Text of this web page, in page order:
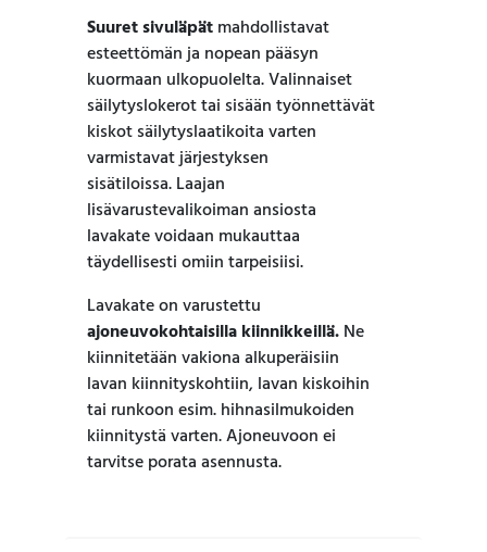
Suuret sivuläpätmahdollistavat
esteettömän ja nopean pääsyn
kuormaan ulkopuolelta. Valinnaiset
säilytyslokerot tai sisään työnnettävät
kiskot säilytyslaatikoita varten
varmistavat järjestyksen
sisätiloissa. Laajan
lisävarustevalikoiman ansiosta
lavakate voidaan mukauttaa
täydellisesti omiin tarpeisiisi.
Lavakate on varustettu
ajoneuvokohtaisilla kiinnikkeillä.Ne
kiinnitetään vakiona alkuperäisiin
lavan kiinnityskohtiin, lavan kiskoihin
tai runkoon esim. hihnasilmukoiden
kiinnitystä varten. Ajoneuvoon ei
tarvitse porata asennusta.